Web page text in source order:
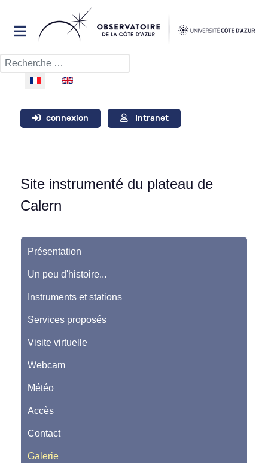
Rechercher
Sélectionnez votre langue
connexion Intranet
Site instrumenté du plateau de
Calern
Présentation
Un peu d'histoire...
Instruments et stations
Services proposés
Visite virtuelle
Webcam
Météo
Accès
Contact
Galerie